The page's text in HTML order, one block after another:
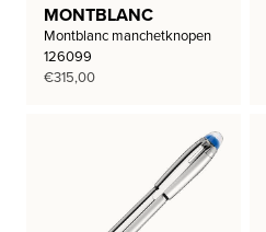
MONTBLANC
Montblanc manchetknopen
126099
€315,00